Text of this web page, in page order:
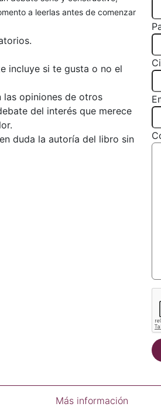
a leerlas antes de comenzar
incluye si te gusta o no el
las opiniones de otros
del interés que merece
duda la autoría del libro sin
Más información